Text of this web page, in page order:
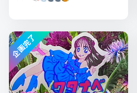
企画完了